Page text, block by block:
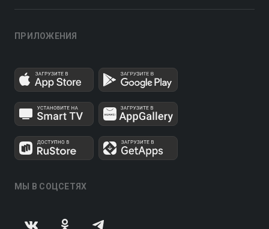
ПРИЛОЖЕНИЯ
МЫ В СОЦСЕТЯХ